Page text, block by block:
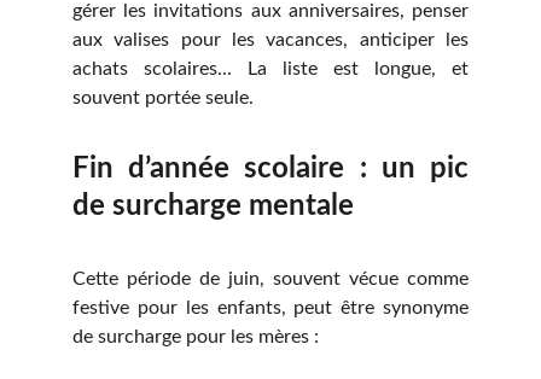
gérer les invitations aux anniversaires, penser
aux valises pour les vacances, anticiper les
achats scolaires... La liste est longue, et
souvent portée seule.
Fin d’année scolaire : un pic
de surcharge mentale
Cette période de juin, souvent vécue comme
festive pour les enfants, peut être synonyme
de surcharge pour les mères :